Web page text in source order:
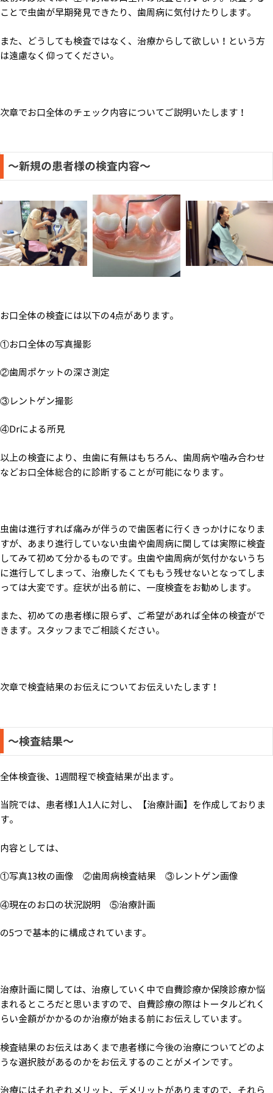
ことで虫歯が早期発見できたり、歯周病に気付けたりします。
また、どうしても検査ではなく、治療からして欲しい！という方
は遠慮なく仰ってください。
次章でお口全体のチェック内容についてご説明いたします！
～新規の患者様の検査内容～
お口全体の検査には以下の4点があります。
①お口全体の写真撮影
②歯周ポケットの深さ測定
③レントゲン撮影
④Drによる所見
以上の検査により、虫歯に有無はもちろん、歯周病や噛み合わせ
などお口全体総合的に診断することが可能になります。
虫歯は進行すれば痛みが伴うので歯医者に行くきっかけになりま
すが、あまり進行していない虫歯や歯周病に関しては実際に検査
してみて初めて分かるものです。虫歯や歯周病が気付かないうち
に進行してしまって、治療したくてももう残せないとなってしま
っては大変です。症状が出る前に、一度検査をお勧めします。
また、初めての患者様に限らず、ご希望があれば全体の検査がで
きます。スタッフまでご相談ください。
次章で検査結果のお伝えについてお伝えいたします！
～検査結果～
全体検査後、1週間程で検査結果が出ます。
当院では、患者様1人1人に対し、【治療計画】を作成しておりま
す。
内容としては、
①写真13枚の画像 ②歯周病検査結果 ③レントゲン画像
④現在のお口の状況説明 ⑤治療計画
の5つで基本的に構成されています。
治療計画に関しては、治療していく中で自費診療か保険診療か悩
まれるところだと思いますので、自費診療の際はトータルどれく
らい金額がかかるのか治療が始まる前にお伝えしています。
検査結果のお伝えはあくまで患者様に今後の治療についてどのよ
うな選択肢があるのかをお伝えするのことがメインです。
治療にはそれぞれメリット、デメリットがありますので、それら